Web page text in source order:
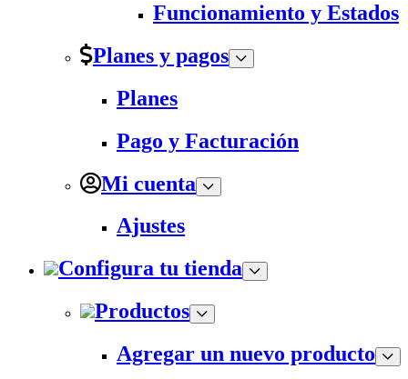
Funcionamiento y Estados
Planes y pagos
Planes
Pago y Facturación
Mi cuenta
Ajustes
Configura tu tienda
Productos
Agregar un nuevo producto